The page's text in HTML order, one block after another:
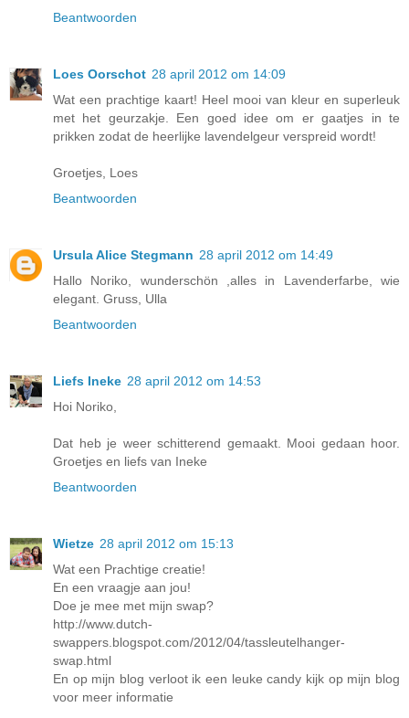
Beantwoorden
Loes Oorschot 28 april 2012 om 14:09
Wat een prachtige kaart! Heel mooi van kleur en superleuk
met het geurzakje. Een goed idee om er gaatjes in te
prikken zodat de heerlijke lavendelgeur verspreid wordt!
Groetjes, Loes
Beantwoorden
Ursula Alice Stegmann 28 april 2012 om 14:49
Hallo Noriko, wunderschön ,alles in Lavenderfarbe, wie
elegant. Gruss, Ulla
Beantwoorden
Liefs Ineke 28 april 2012 om 14:53
Hoi Noriko,
Dat heb je weer schitterend gemaakt. Mooi gedaan hoor.
Groetjes en liefs van Ineke
Beantwoorden
Wietze 28 april 2012 om 15:13
Wat een Prachtige creatie!
En een vraagje aan jou!
Doe je mee met mijn swap?
http://www.dutch-
swappers.blogspot.com/2012/04/tassleutelhanger-
swap.html
En op mijn blog verloot ik een leuke candy kijk op mijn blog
voor meer informatie